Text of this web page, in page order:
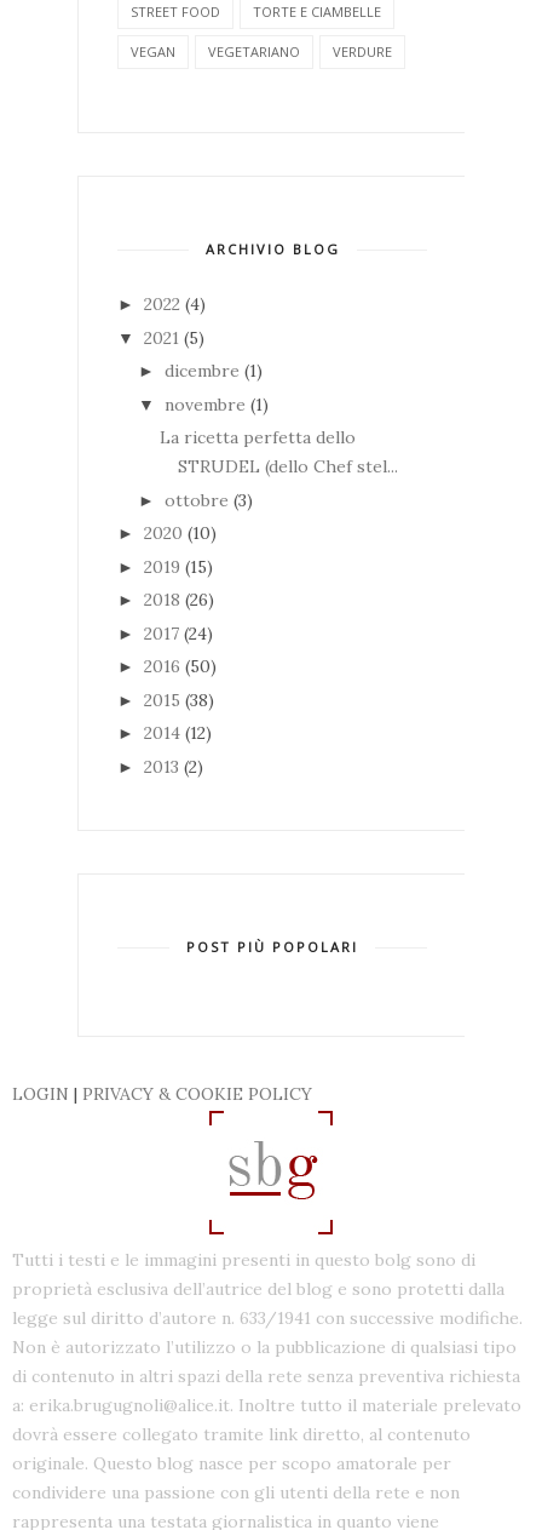
STREET FOOD TORTE E CIAMBELLE
VEGAN VEGETARIANO VERDURE
ARCHIVIO BLOG
► 2022 (4)
▼ 2021 (5)
► dicembre (1)
▼ novembre (1)
La ricetta perfetta dello
STRUDEL (dello Chef stel...
► ottobre (3)
► 2020 (10)
► 2019 (15)
► 2018 (26)
► 2017 (24)
► 2016 (50)
► 2015 (38)
► 2014 (12)
► 2013 (2)
POST PIÙ POPOLARI
LOGIN | PRIVACY & COOKIE POLICY
Tutti i testi e le immagini presenti in questo bolg sono di
proprietà esclusiva dell’autrice del blog e sono protetti dalla
legge sul diritto d’autore n. 633/1941 con successive modifiche.
Non è autorizzato l’utilizzo o la pubblicazione di qualsiasi tipo
di contenuto in altri spazi della rete senza preventiva richiesta
a: erika.brugugnoli@alice.it. Inoltre tutto il materiale prelevato
dovrà essere collegato tramite link diretto, al contenuto
originale. Questo blog nasce per scopo amatorale per
condividere una passione con gli utenti della rete e non
rappresenta una testata giornalistica in quanto viene